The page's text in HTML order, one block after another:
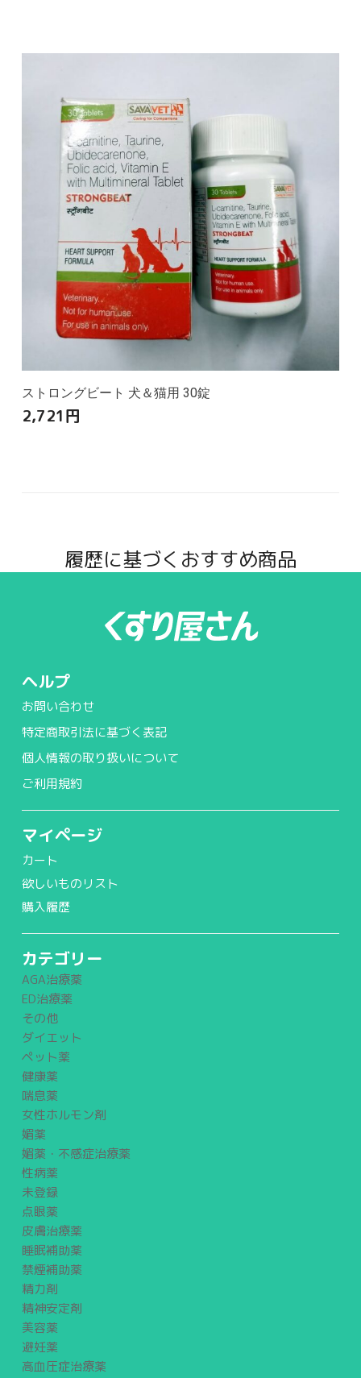
ストロングビート 犬＆猫用 30錠
2,721円
履歴に基づくおすすめ商品
ヘルプ
お問い合わせ
特定商取引法に基づく表記
個人情報の取り扱いについて
ご利用規約
マイページ
カート
欲しいものリスト
購入履歴
カテゴリー
AGA治療薬
ED治療薬
その他
ダイエット
ペット薬
健康薬
喘息薬
女性ホルモン剤
媚薬
媚薬・不感症治療薬
性病薬
未登録
点眼薬
皮膚治療薬
睡眠補助薬
禁煙補助薬
精力剤
精神安定剤
美容薬
避妊薬
高血圧症治療薬